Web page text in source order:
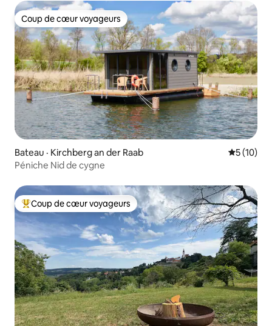
Coup de cœur voyageurs
Coup de cœur voyageurs
Bateau · Kirchberg an der Raab Note
5 (10)
Péniche Nid de cygne
Coup de cœur voyageurs parmi les plus aimés
Coup de cœur voyageurs